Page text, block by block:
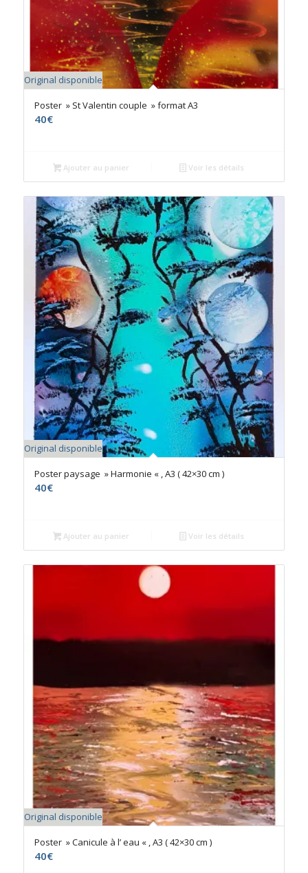
Original disponible
Poster » St Valentin couple » format A3
40€
Ajouter au panier Voir les détails
Original disponible
Poster paysage » Harmonie « , A3 ( 42×30 cm )
40€
Ajouter au panier Voir les détails
Original disponible
Poster » Canicule à l’ eau « , A3 ( 42×30 cm )
40€